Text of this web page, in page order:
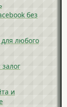
без
любого
и